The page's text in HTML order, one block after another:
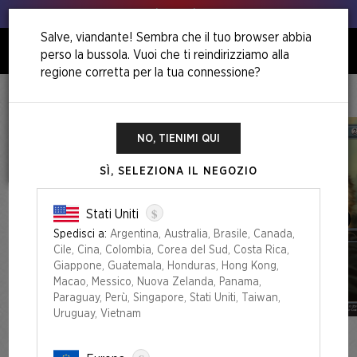
Salve, viandante! Sembra che il tuo browser abbia
perso la bussola. Vuoi che ti reindirizziamo alla
regione corretta per la tua connessione?
NO, TIENIMI QUI
SÌ, SELEZIONA IL NEGOZIO
Stati Uniti $
Spedisci a: Argentina, Australia, Brasile, Canada,
Cile, Cina, Colombia, Corea del Sud, Costa Rica,
Giappone, Guatemala, Honduras, Hong Kong,
Macao, Messico, Nuova Zelanda, Panama,
Paraguay, Perù, Singapore, Stati Uniti, Taiwan,
Uruguay, Vietnam